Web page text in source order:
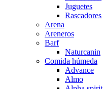
Juguetes
Rascadores
Arena
Areneros
Barf
Naturcanin
Comida húmeda
Advance
Almo